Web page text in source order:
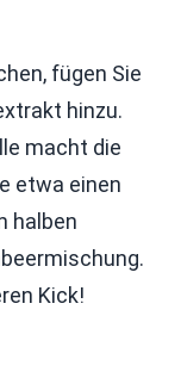
fügen Sie
hinzu.
macht die
etwa einen
halben
Kick!